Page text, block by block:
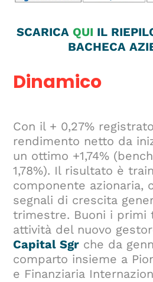
SCARICA QUI IL
BACHECA
Dinamico
Con il + 0,27%
rendimento netto da
un ottimo +1,74%
1,78%). Il risultato è
componente azionaria,
segnali di crescita
trimestre. Buoni i primi
attività del nuovo
Capital Sgr che da
comparto insieme a
e Finanziaria